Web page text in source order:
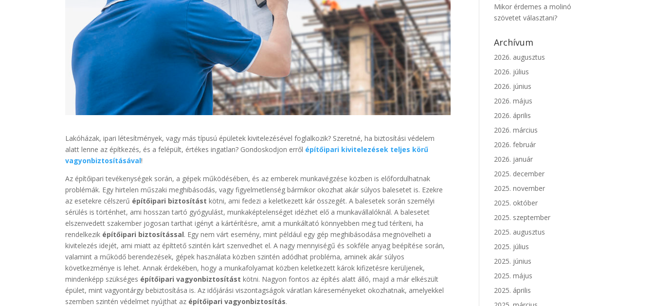
Lakóházak, ipari létesítmények, vagy más típusú épületek kivitelezésével foglalkozik? Szeretné, ha biztosítási védelem
alatt lenne az építkezés, és a felépült, értékes ingatlan? Gondoskodjon erről építőipari kivitelezések teljes körű
vagyonbiztosításával!
Az építőipari tevékenységek során, a gépek működésében, és az emberek munkavégzése közben is előfordulhatnak
problémák. Egy hirtelen műszaki meghibásodás, vagy figyelmetlenség bármikor okozhat akár súlyos balesetet is. Ezekre
az esetekre célszerű építőipari biztosítást kötni, ami fedezi a keletkezett kár összegét. A balesetek során személyi
sérülés is történhet, ami hosszan tartó gyógyulást, munkaképtelenséget idézhet elő a munkavállalóknál. A balesetet
elszenvedett szakember jogosan tarthat igényt a kártérítésre, amit a munkáltató könnyebben meg tud téríteni, ha
rendelkezik építőipari biztosítással. Egy nem várt esemény, mint például egy gép meghibásodása megnövelheti a
kivitelezés idejét, ami miatt az építtető szintén kárt szenvedhet el. A nagy mennyiségű és sokféle anyag beépítése során,
valamint a működő berendezések, gépek használata közben szintén adódhat probléma, aminek akár súlyos
következménye is lehet. Annak érdekében, hogy a munkafolyamat közben keletkezett károk kifizetésre kerüljenek,
mindenképp szükséges építőipari vagyonbiztosítást kötni. Nagyon fontos az építés alatt álló, majd a már elkészült
épület, mint vagyontárgy bebiztosítása is. Az időjárási viszontagságok váratlan káreseményeket okozhatnak, amelyekkel
szemben szintén védelmet nyújthat az építőipari vagyonbiztosítás.
Mikor érdemes a molinó
szövetet választani?
Archívum
2026. augusztus
2026. július
2026. június
2026. május
2026. április
2026. március
2026. február
2026. január
2025. december
2025. november
2025. október
2025. szeptember
2025. augusztus
2025. július
2025. június
2025. május
2025. április